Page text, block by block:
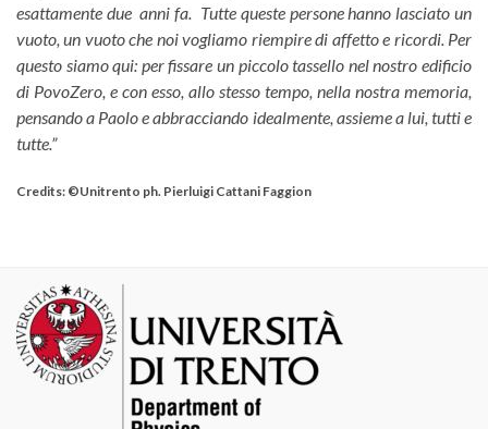
esattamente due anni fa. Tutte queste persone hanno lasciato un
vuoto, un vuoto che noi vogliamo riempire di affetto e ricordi. Per
questo siamo qui: per fissare un piccolo tassello nel nostro edificio
di PovoZero, e con esso, allo stesso tempo, nella nostra memoria,
pensando a Paolo e abbracciando idealmente, assieme a lui, tutti e
tutte.”
Credits: ©Unitrento ph. Pierluigi Cattani Faggion